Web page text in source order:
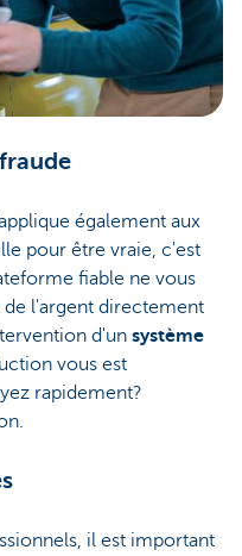
également aux
pour être vraie, c'est
fiable ne vous
de l'argent directement
d'un système
vous est
rapidement?
il est important